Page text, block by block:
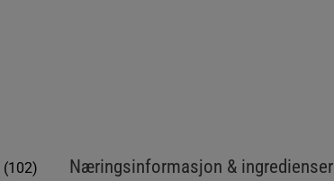
(102) Næringsinformasjon & ingredienser